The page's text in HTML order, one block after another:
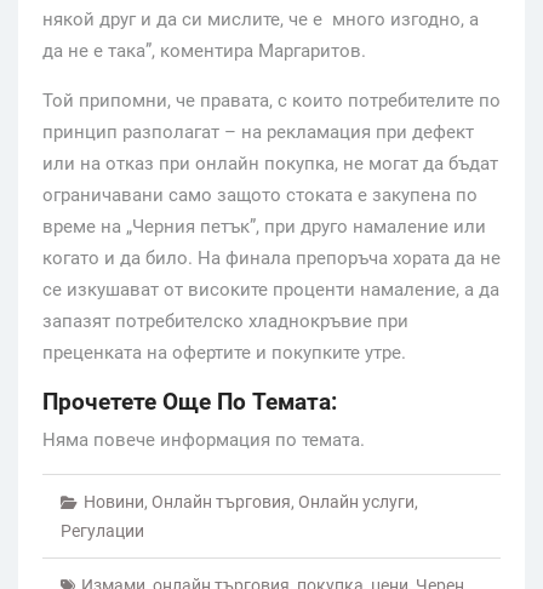
някой друг и да си мислите, че е много изгодно, а
да не е така”, коментира Маргаритов.
Той припомни, че правата, с които потребителите по
принцип разполагат – на рекламация при дефект
или на отказ при онлайн покупка, не могат да бъдат
ограничавани само защото стоката е закупена по
време на „Черния петък”, при друго намаление или
когато и да било. На финала препоръча хората да не
се изкушават от високите проценти намаление, а да
запазят потребителско хладнокръвие при
преценката на офертите и покупките утре.
Прочетете Още По Темата:
Няма повече информация по темата.
Новини, Онлайн търговия, Онлайн услуги,
Регулации